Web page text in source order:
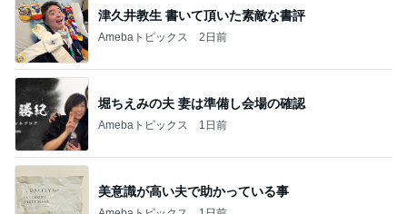
津久井教生 書いて頂いた素敵な書評
Amebaトピックス 2日前
堀ちえみの夫 妻は準備し会場の確認
Amebaトピックス 1日前
美意識が高い夫で助かっている事